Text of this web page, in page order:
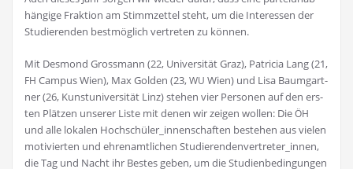
hän­gi­ge Frak­ti­on am Stimm­zet­tel steht, um die Inter­es­sen der
Stu­die­ren­den best­mög­lich ver­tre­ten zu können.
Mit Des­mond Gross­mann (22, Uni­ver­si­tät Graz), Patri­cia Lang (21,
FH Cam­pus Wien), Max Gol­den (23,WU Wien) und Lisa Baum­gart­
ner (26, Kunst­uni­ver­si­tät Linz) ste­hen vier Per­so­nen auf den ers­
ten Plät­zen unse­rer Lis­te mit denen wir zei­gen wol­len: DieÖH
und alle loka­len Hochschüler_innenschaften bestehen aus vie­len
moti­vier­ten und ehren­amt­li­chen Studierendenvertreter_innen,
die Tag und Nacht ihr Bes­tes geben, um die Stu­di­en­be­din­gun­gen